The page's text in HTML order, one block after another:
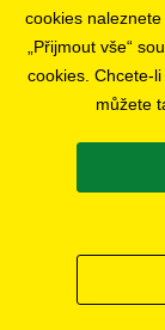
KARIÉRA
cookies
„Přijmout vše“
cookies. Chcete-
můžete